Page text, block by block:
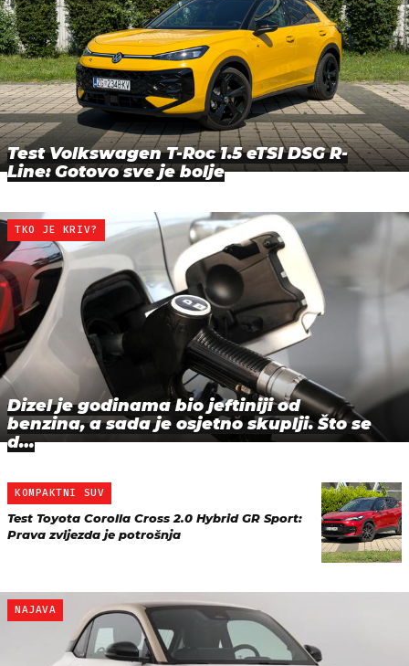
Test Volkswagen T-Roc 1.5 eTSI DSG R-
Line: Gotovo sve je bolje
TKO JE KRIV?
Dizel je godinama bio jeftiniji od
benzina, a sada je osjetno skuplji. Što se
d…
KOMPAKTNI SUV
Test Toyota Corolla Cross 2.0 Hybrid GR Sport:
Prava zvijezda je potrošnja
NAJAVA